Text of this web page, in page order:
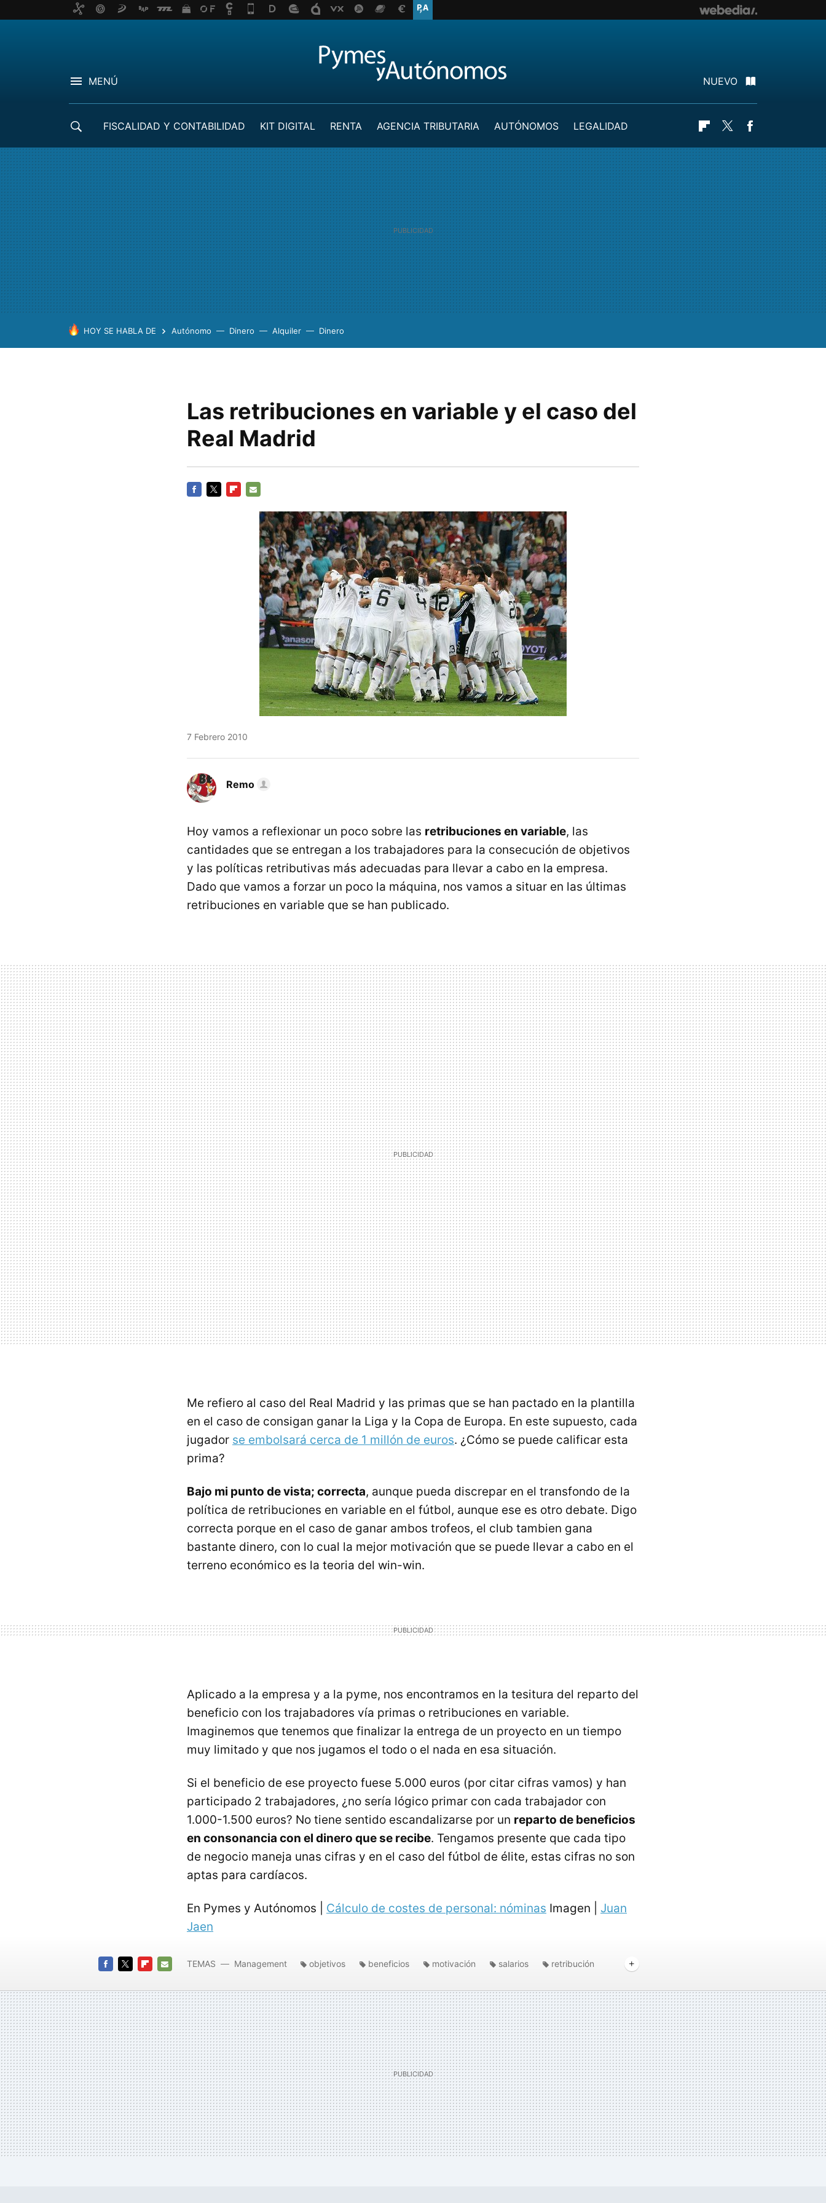
MENÚ NUEVO
FISCALIDAD Y CONTABILIDAD KIT DIGITAL RENTA AGENCIA TRIBUTARIA AUTÓNOMOS
LEGALIDAD
Flipboard
Twitter
HOY SE HABLA DE Autónomo Dinero Alquiler Dinero
Las retribuciones en variable y el caso del
Real Madrid
MAIL
7 Febrero 2010
Remo
Hoy vamos a reflexionar un poco sobre las retribuciones en variable, las
cantidades que se entregan a los trabajadores para la consecución de objetivos
y las políticas retributivas más adecuadas para llevar a cabo en la empresa.
Dado que vamos a forzar un poco la máquina, nos vamos a situar en las últimas
retribuciones en variable que se han publicado.
Me refiero al caso del Real Madrid y las primas que se han pactado en la plantilla
en el caso de consigan ganar la Liga y la Copa de Europa. En este supuesto, cada
jugador se embolsará cerca de 1 millón de euros. ¿Cómo se puede calificar esta
prima?
Bajo mi punto de vista; correcta, aunque pueda discrepar en el transfondo de la
política de retribuciones en variable en el fútbol, aunque ese es otro debate. Digo
correcta porque en el caso de ganar ambos trofeos, el club tambien gana
bastante dinero, con lo cual la mejor motivación que se puede llevar a cabo en el
terreno económico es la teoria del win-win.
Aplicado a la empresa y a la pyme, nos encontramos en la tesitura del reparto del
beneficio con los trajabadores vía primas o retribuciones en variable.
Imaginemos que tenemos que finalizar la entrega de un proyecto en un tiempo
muy limitado y que nos jugamos el todo o el nada en esa situación.
Si el beneficio de ese proyecto fuese 5.000 euros (por citar cifras vamos) y han
participado 2 trabajadores, ¿no sería lógico primar con cada trabajador con
1.000-1.500 euros? No tiene sentido escandalizarse por un reparto de beneficios
en consonancia con el dinero que se recibe. Tengamos presente que cada tipo
de negocio maneja unas cifras y en el caso del fútbol de élite, estas cifras no son
aptas para cardíacos.
En Pymes y Autónomos | Cálculo de costes de personal: nóminas Imagen | Juan
Jaen
MAIL
TEMAS Management objetivos beneficios motivación salarios
retribución